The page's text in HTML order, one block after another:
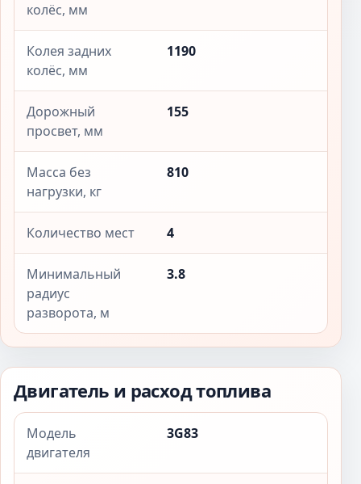
колёс, мм
Колея задних
колёс, мм
1190
Дорожный
просвет, мм
155
Масса без
нагрузки, кг
810
Количество мест 4
Минимальный
радиус
разворота, м
3.8
Двигатель и расход топлива
Модель
двигателя
3G83